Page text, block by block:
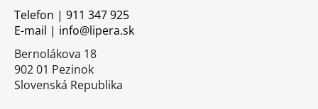
Telefon | 911 347 925
E-mail | info@lipera.sk
Bernolákova 18
902 01 Pezinok
Slovenská Republika